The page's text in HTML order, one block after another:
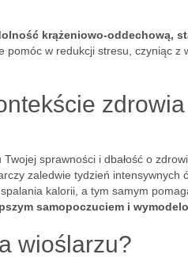
krążeniowo-oddechową,
pomóc w redukcji stresu, czyniąc z
zdrowia
sprawności i dbałość o
zaledwie tydzień intensywnych
kalorii, a tym samym
samopoczuciem i
wioślarzu?